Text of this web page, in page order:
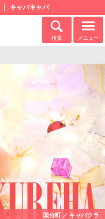
キャバキャバ
検索 メニュー
国分町 ／ キャバクラ